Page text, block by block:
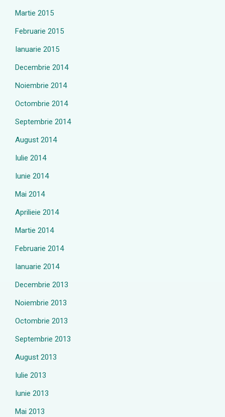
Martie 2015
Februarie 2015
Ianuarie 2015
Decembrie 2014
Noiembrie 2014
Octombrie 2014
Septembrie 2014
August 2014
Iulie 2014
Iunie 2014
Mai 2014
Aprilieie 2014
Martie 2014
Februarie 2014
Ianuarie 2014
Decembrie 2013
Noiembrie 2013
Octombrie 2013
Septembrie 2013
August 2013
Iulie 2013
Iunie 2013
Mai 2013